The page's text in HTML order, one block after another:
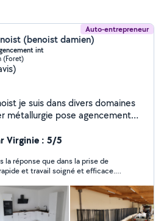
Auto-entrepreneur
(benoist damien)
int
(Foret)
je suis dans divers domaines
pose agencement
voir par vous-même avec
avis.
Virginie : 5/5
la réponse que dans la prise de
et travail soigné et efficace.